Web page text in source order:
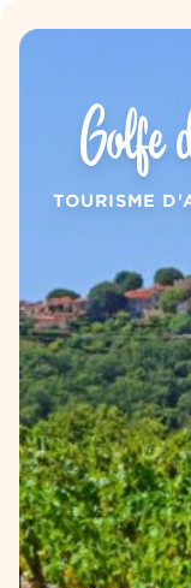
Golfe
TOURISME